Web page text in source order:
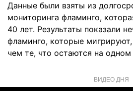
Данные были взяты из
мониторинга фламинго,
40 лет. Результаты показали
фламинго, которые
чем те, что остаются на одном
ВИДЕО ДНЯ